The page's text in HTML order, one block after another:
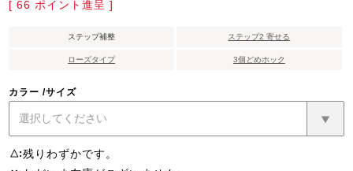
[ 66 ポイント進呈 ]
ステップ補整 ステップ2 寄せる
ローズタイプ 3個どめホック
カラー サイズ
△ 残りわずかです。